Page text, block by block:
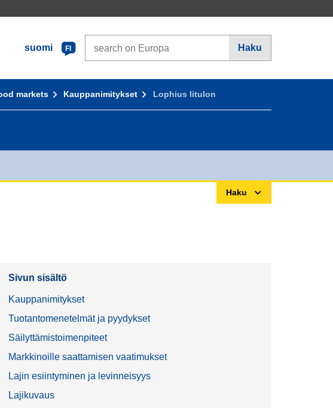
suomi
FI Haku
markets Kauppanimitykset Lophius litulon
Haku
Sivun sisältö
Kauppanimitykset
Tuotantomenetelmät ja pyydykset
Säilyttämistoimenpiteet
Markkinoille saattamisen vaatimukset
Lajin esiintyminen ja levinneisyys
Lajikuvaus